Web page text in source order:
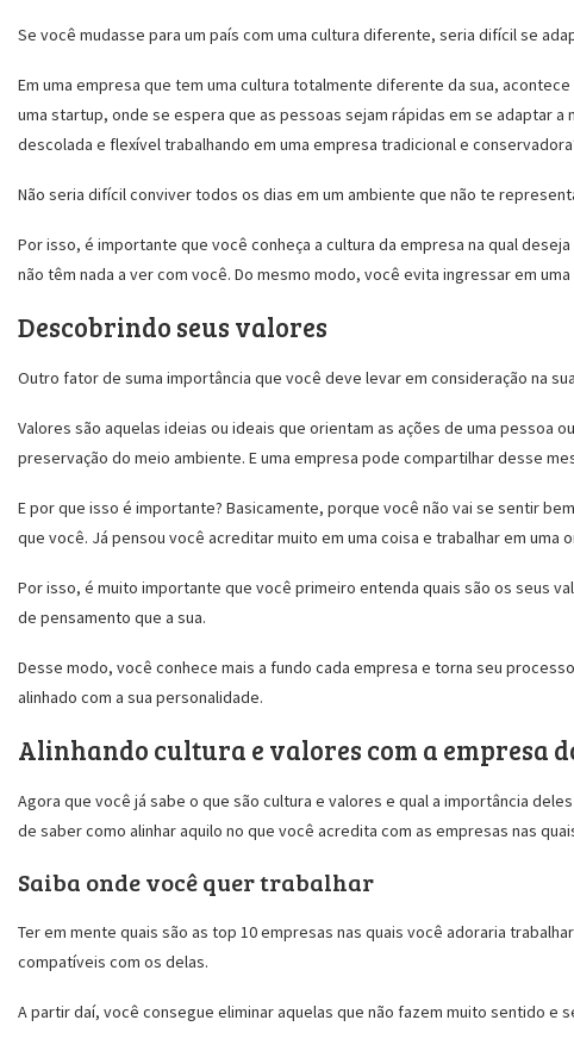
Se você mudasse para um país com uma cultura diferente, seria difícil se
Em uma empresa que tem uma cultura totalmente diferente da sua,
uma startup, onde se espera que as pessoas sejam rápidas em se adaptar
descolada e flexível trabalhando em uma empresa tradicional e
Não seria difícil conviver todos os dias em um ambiente que não te
Por isso, é importante que você conheça a cultura da empresa na qual
não têm nada a ver com você. Do mesmo modo, você evita ingressar em
Descobrindo seus valores
Outro fator de suma importância que você deve levar em consideração na
Valores são aquelas ideias ou ideais que orientam as ações de uma pessoa
preservação do meio ambiente. E uma empresa pode compartilhar desse
E por que isso é importante? Basicamente, porque você não vai se sentir
que você. Já pensou você acreditar muito em uma coisa e trabalhar em uma
Por isso, é muito importante que você primeiro entenda quais são os seus
de pensamento que a sua.
Desse modo, você conhece mais a fundo cada empresa e torna seu
alinhado com a sua personalidade.
Alinhando cultura e valores com a empresa
Agora que você já sabe o que são cultura e valores e qual a importância
de saber como alinhar aquilo no que você acredita com as empresas nas
Saiba onde você quer trabalhar
Ter em mente quais são as top 10 empresas nas quais você adoraria
compatíveis com os delas.
A partir daí, você consegue eliminar aquelas que não fazem muito sentido e